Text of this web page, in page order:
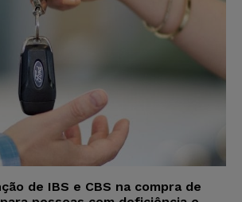
de IBS e CBS na compra de